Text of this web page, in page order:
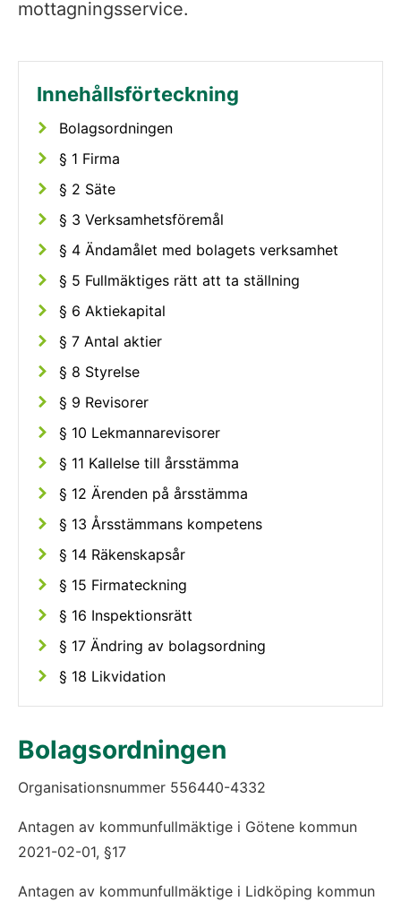
mottagningsservice.
Bolagsordningen
§ 1 Firma
§ 2 Säte
§ 3 Verksamhetsföremål
§ 4 Ändamålet med bolagets verksamhet
§ 5 Fullmäktiges rätt att ta ställning
§ 6 Aktiekapital
§ 7 Antal aktier
§ 8 Styrelse
§ 9 Revisorer
§ 10 Lekmannarevisorer
§ 11 Kallelse till årsstämma
§ 12 Ärenden på årsstämma
§ 13 Årsstämmans kompetens
§ 14 Räkenskapsår
§ 15 Firmateckning
§ 16 Inspektionsrätt
§ 17 Ändring av bolagsordning
§ 18 Likvidation
Bolagsordningen
Organisationsnummer 556440-4332
Antagen av kommunfullmäktige i Götene kommun
2021-02-01, §17
Antagen av kommunfullmäktige i Lidköping kommun